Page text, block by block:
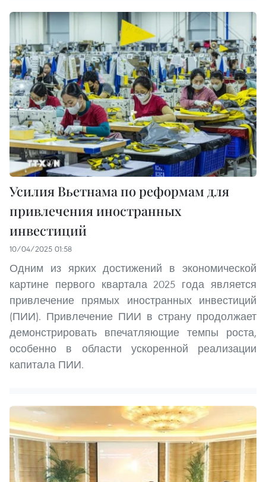
Усилия Вьетнама по реформам для
привлечения иностранных
инвестиций
10/04/2025 01:58
Одним из ярких достижений в экономической
картине первого квартала 2025 года является
привлечение прямых иностранных инвестиций
(ПИИ). Привлечение ПИИ в страну продолжает
демонстрировать впечатляющие темпы роста,
особенно в области ускоренной реализации
капитала ПИИ.